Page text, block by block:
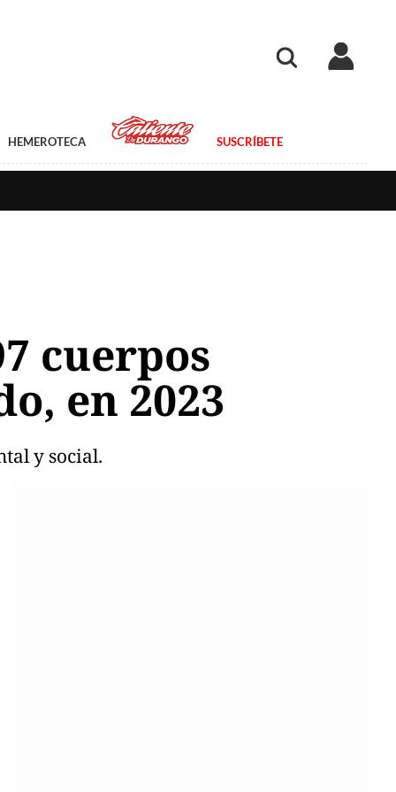
HEMEROTECA SUSCRÍBETE
cuerpos
en 2023
y social.